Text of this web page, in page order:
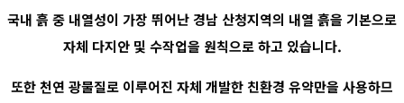
국내 흙 중 내열성이 가장 뛰어난 경남 산청지역의 내열 흙을 기본으로
자체 다지안 및 수작업을 원칙으로 하고 있습니다.
또한 천연 광물질로 이루어진 자체 개발한 친환경 유약만을 사용하므